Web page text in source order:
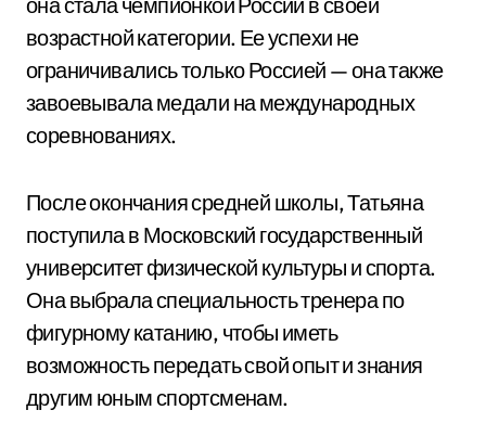
возрастной категории. Ее успехи не
ограничивались только Россией — она также
завоевывала медали на международных
соревнованиях.
После окончания средней школы, Татьяна
поступила в Московский государственный
университет физической культуры и спорта.
Она выбрала специальность тренера по
фигурному катанию, чтобы иметь
возможность передать свой опыт и знания
другим юным спортсменам.